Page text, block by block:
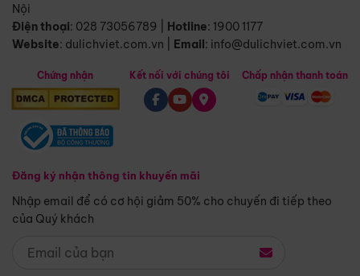
Nội
Điện thoại: 028 73056789 Hotline: 1900 1177
Website: dulichviet.com.vn Email: info@dulichviet.com.vn
Chứng nhận
Đăng ký nhận thông tin khuyến mãi
Nhập email để có cơ hội giảm 50% cho chuyến đi tiếp theo
của Quý khách
Kết nối với chúng tôi Chấp nhận thanh toán